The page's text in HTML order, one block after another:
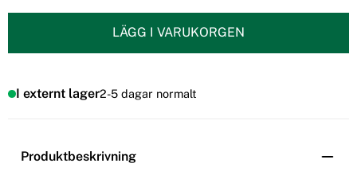
LÄGG I VARUKORGEN
I externt lager2-5 dagar normalt
Produktbeskrivning